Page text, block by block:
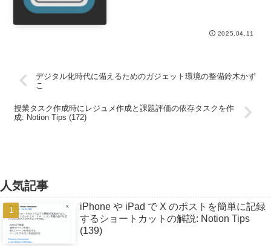
2025.04.11
デジタル化時代に備えるためのガジェット環境の整備鈴木かず
こ
授業タスク作成時にレジュメ作成と課題評価の依存タスクを作
成: Notion Tips (172)
人気記事
iPhone や iPad で X のポストを簡単に記録
するショートカットの解説: Notion Tips
(139)